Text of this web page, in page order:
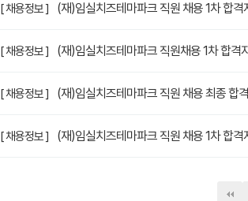
[ 채용정보 ] (재)임실치즈테마파크 직원 채용 1차 합격
[ 채용정보 ] (재)임실치즈테마파크 직원채용 1차 합격
[ 채용정보 ] (재)임실치즈테마파크 직원 채용 최종 합
[ 채용정보 ] (재)임실치즈테마파크 직원 채용 1차 합격
맨끝